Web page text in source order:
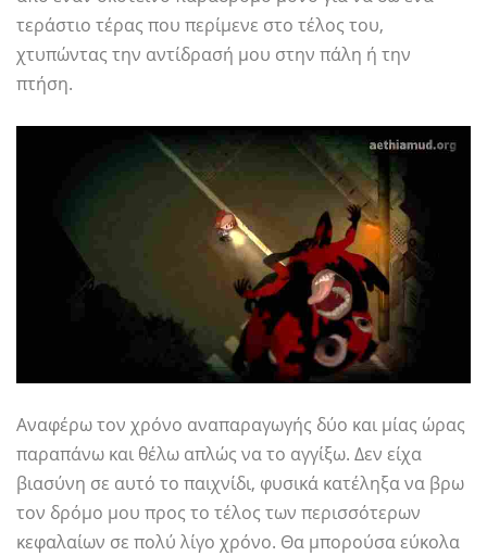
τεράστιο τέρας που περίμενε στο τέλος του,
χτυπώντας την αντίδρασή μου στην πάλη ή την
πτήση.
Αναφέρω τον χρόνο αναπαραγωγής δύο και μίας ώρας
παραπάνω και θέλω απλώς να το αγγίξω. Δεν είχα
βιασύνη σε αυτό το παιχνίδι, φυσικά κατέληξα να βρω
τον δρόμο μου προς το τέλος των περισσότερων
κεφαλαίων σε πολύ λίγο χρόνο. Θα μπορούσα εύκολα